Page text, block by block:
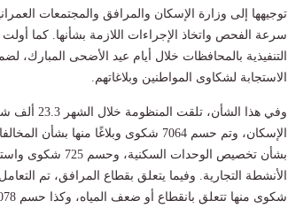
توجيهها إلى وزارة الإسكان والمرافق والمجتمعات
سرعة الفحص واتخاذ الإجراءات اللازمة بشأنها. كما أولت
التنفيذية بالمحافظات خلال أيام عيد الأضحى المبارك،
الاستجابة لشكاوى المواطنين وبلاغاتهم.
وفي هذا
بشأن تخصيص
شكوى منها تتعلق بانقطاع أو ضعف المياه، وكذا حسم 1078 شكوى وبلاغا بشأن شبكات الصرف الصحي.